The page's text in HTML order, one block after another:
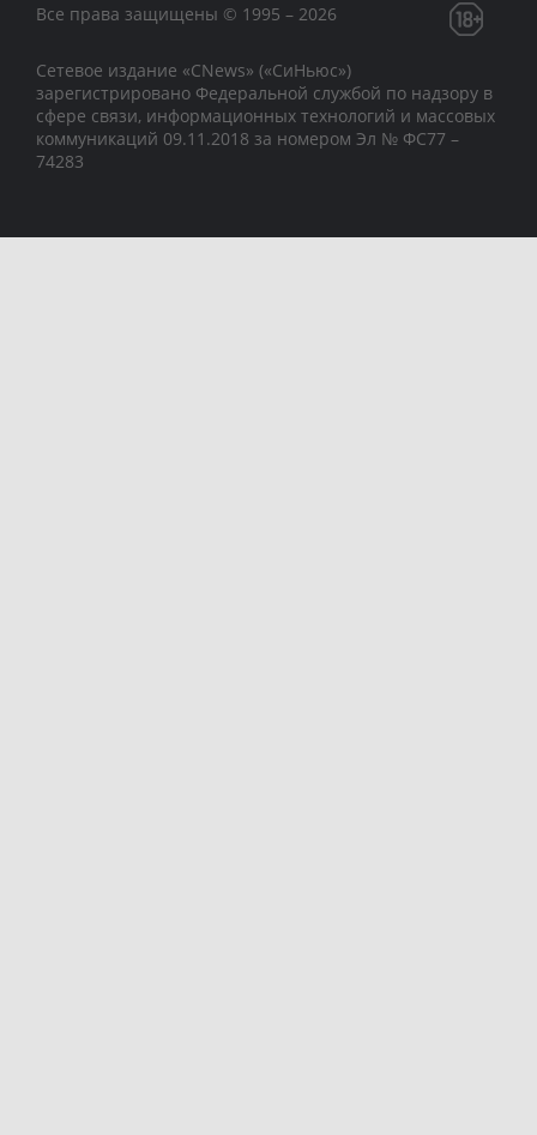
Все права защищены © 1995 – 2026
Сетевое издание «CNews» («СиНьюс»)
зарегистрировано Федеральной службой по надзору в
сфере связи, информационных технологий и массовых
коммуникаций 09.11.2018 за номером Эл № ФС77 –
74283